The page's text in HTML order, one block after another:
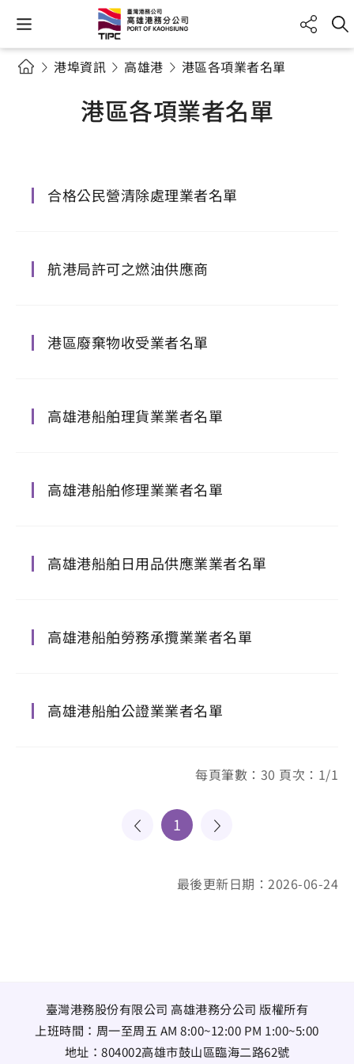
港埠資訊 高雄港 港區各項業者名單
港區各項業者名單
合格公民營清除處理業者名單
航港局許可之燃油供應商
港區廢棄物收受業者名單
高雄港船舶理貨業業者名單
高雄港船舶修理業業者名單
高雄港船舶日用品供應業業者名單
高雄港船舶勞務承攬業業者名單
高雄港船舶公證業業者名單
每頁筆數：30 頁次：1/1
1
最後更新日期：2026-06-24
臺灣港務股份有限公司 高雄港務分公司 版權所有
上班時間：周一至周五 AM 8:00~12:00 PM 1:00~5:00
地址： 804002高雄市鼓山區臨海二路62號